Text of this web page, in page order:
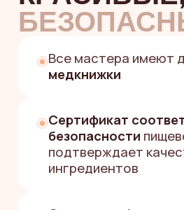
ПОДАРКА?
«Поможем за пару минут
подарок, который точно
удивит»
Екатерина
Заполните форму
+7